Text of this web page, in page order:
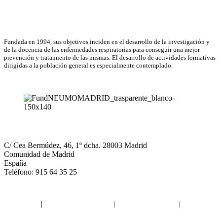
Fundada en 1994, sus objetivos inciden en el desarrollo de la investigación y
de la docencia de las enfermedades respiratorias para conseguir una mejor
prevención y tratamiento de las mismas. El desarrollo de actividades formativas
dirigidas a la población general es especialmente contemplado.
C/ Cea Bermúdez, 46, 1º dcha. 28003 Madrid
Comunidad de Madrid
España
Teléfono: 915 64 35 25
| | |